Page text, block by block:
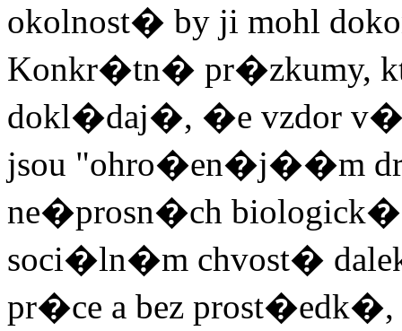
okolnost� by ji mohl
Konkr�tn� pr�zkumy,
dokl�daj�, �e vzdor
jsou "ohro�en�j��m
ne�prosn�ch
soci�ln�m chvost�
pr�ce a bez